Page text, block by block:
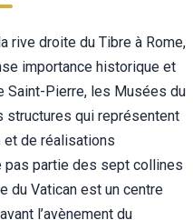
rive droite du Tibre à Rome,
importance historique et
Saint-Pierre, les Musées du
structures qui représentent
et de réalisations
pas partie des sept collines
du Vatican est un centre
l’avènement du